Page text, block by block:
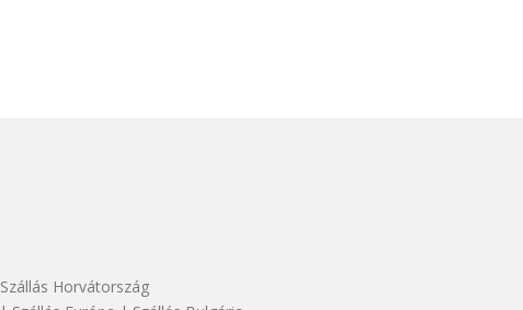
Szállás Horvátország